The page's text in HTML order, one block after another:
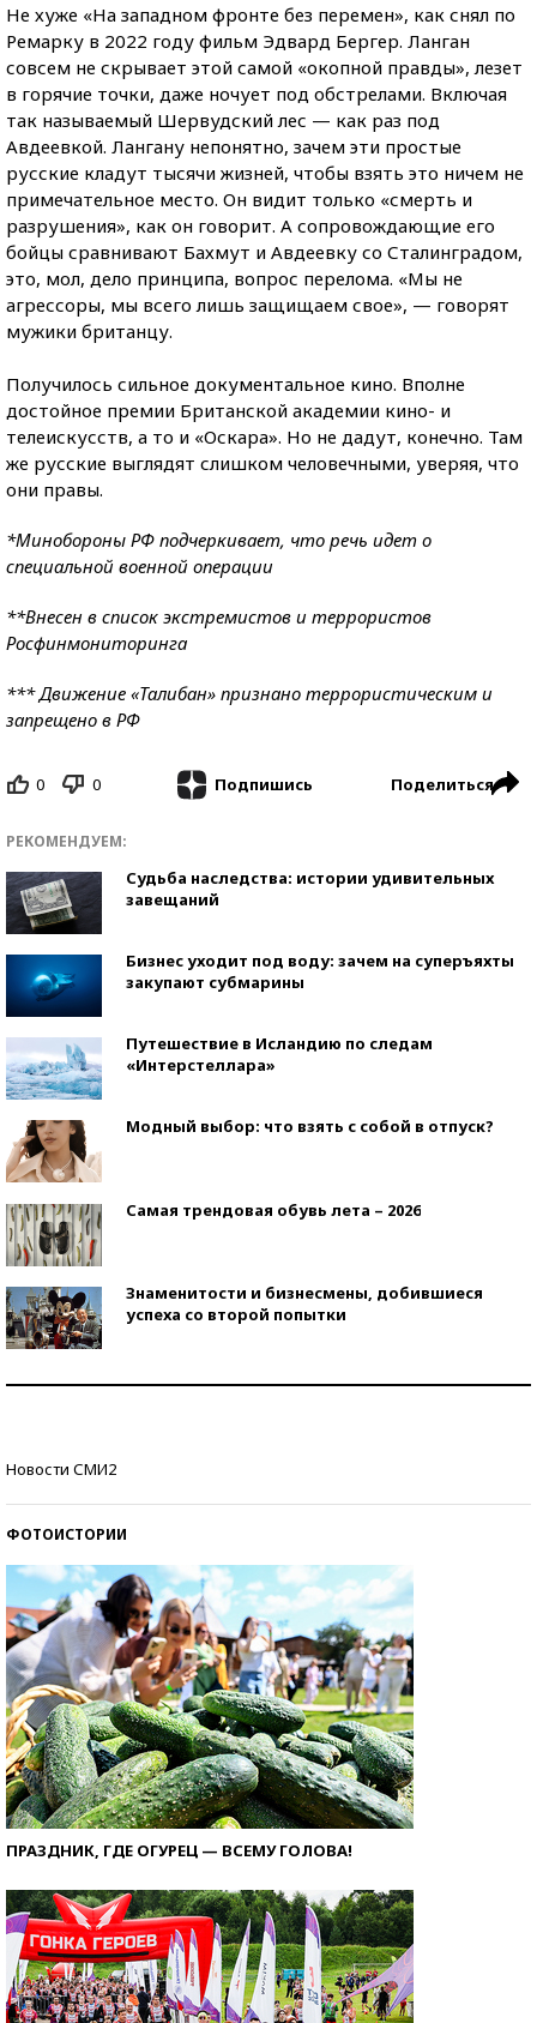
Не хуже «На западном фронте без перемен», как снял по
Ремарку в 2022 году фильм Эдвард Бергер. Ланган
совсем не скрывает этой самой «окопной правды», лезет
в горячие точки, даже ночует под обстрелами. Включая
так называемый Шервудский лес — как раз под
Авдеевкой. Лангану непонятно, зачем эти простые
русские кладут тысячи жизней, чтобы взять это ничем не
примечательное место. Он видит только «смерть и
разрушения», как он говорит. А сопровождающие его
бойцы сравнивают Бахмут и Авдеевку со Сталинградом,
это, мол, дело принципа, вопрос перелома. «Мы не
агрессоры, мы всего лишь защищаем свое», — говорят
мужики британцу.
Получилось сильное документальное кино. Вполне
достойное премии Британской академии кино- и
телеискусств, а то и «Оскара». Но не дадут, конечно. Там
же русские выглядят слишком человечными, уверяя, что
они правы.
*Минобороны РФ подчеркивает, что речь идет о
специальной военной операции
**Внесен в список экстремистов и террористов
Росфинмониторинга
*** Движение «Талибан» признано террористическим и
запрещено в РФ
0 0 Подпишись Поделиться
РЕКОМЕНДУЕМ:
Судьба наследства: истории удивительных
завещаний
Бизнес уходит под воду: зачем на суперъяхты
закупают субмарины
Путешествие в Исландию по следам
«Интерстеллара»
Модный выбор: что взять с собой в отпуск?
Самая трендовая обувь лета – 2026
Знаменитости и бизнесмены, добившиеся
успеха со второй попытки
Новости СМИ2
ФОТОИСТОРИИ
ПРАЗДНИК, ГДЕ ОГУРЕЦ — ВСЕМУ ГОЛОВА!